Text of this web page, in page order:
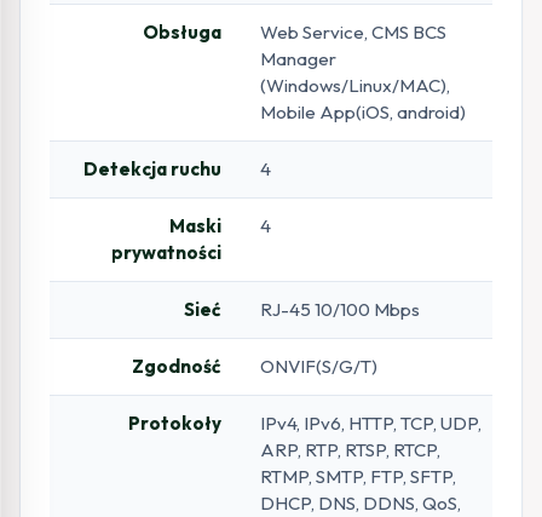
Obsługa
Web Service, CMS BCS
Manager
(Windows/Linux/MAC),
Mobile App(iOS, android)
Detekcja ruchu 4
Maski
prywatności
4
Sieć RJ-45 10/100 Mbps
Zgodność ONVIF(S/G/T)
Protokoły
IPv4, IPv6, HTTP, TCP, UDP,
ARP, RTP, RTSP, RTCP,
RTMP, SMTP, FTP, SFTP,
DHCP, DNS, DDNS, QoS,